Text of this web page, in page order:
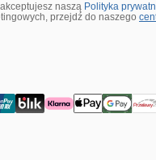
naszą Polityka
przejdź do naszego